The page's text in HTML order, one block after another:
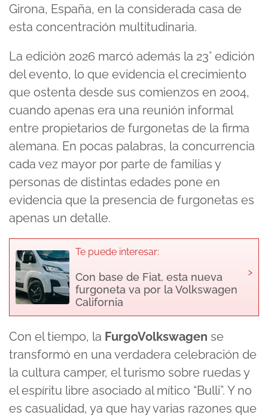
Girona, España, en la considerada casa de
esta concentración multitudinaria.
La edición 2026 marcó además la 23° edición
del evento, lo que evidencia el crecimiento
que ostenta desde sus comienzos en 2004,
cuando apenas era una reunión informal
entre propietarios de furgonetas de la firma
alemana. En pocas palabras, la concurrencia
cada vez mayor por parte de familias y
personas de distintas edades pone en
evidencia que la presencia de furgonetas es
apenas un detalle.
Te puede interesar:
Con base de Fiat, esta nueva
furgoneta va por la Volkswagen
California
›
Con el tiempo, la FurgoVolkswagen se
transformó en una verdadera celebración de
la cultura camper, el turismo sobre ruedas y
el espíritu libre asociado al mítico “Bulli”. Y no
es casualidad, ya que hay varias razones que